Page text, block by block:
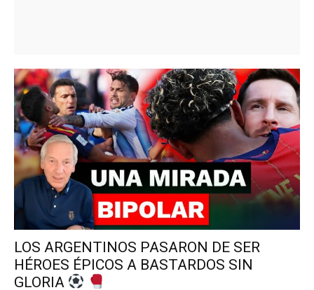
LOS ARGENTINOS PASARON DE SER
HÉROES ÉPICOS A BASTARDOS SIN
GLORIA